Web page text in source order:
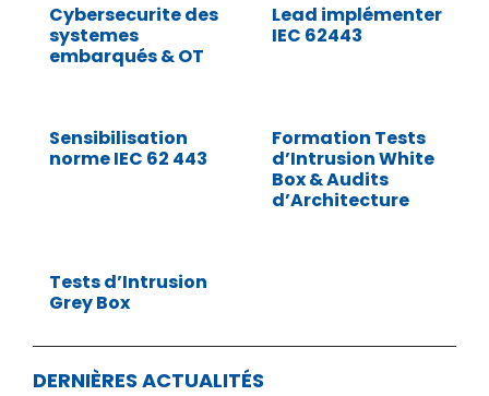
Cybersecurite des
systemes
embarqués & OT
Lead implémenter
IEC 62443
Sensibilisation
norme IEC 62 443
Formation Tests
d’Intrusion White
Box & Audits
d’Architecture
Tests d’Intrusion
Grey Box
DERNIÈRES ACTUALITÉS